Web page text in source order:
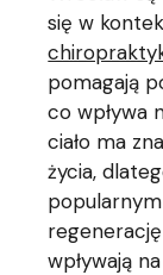
się w
pomagają
co wpływa
ciało ma
życia,
regenerację
wpływają